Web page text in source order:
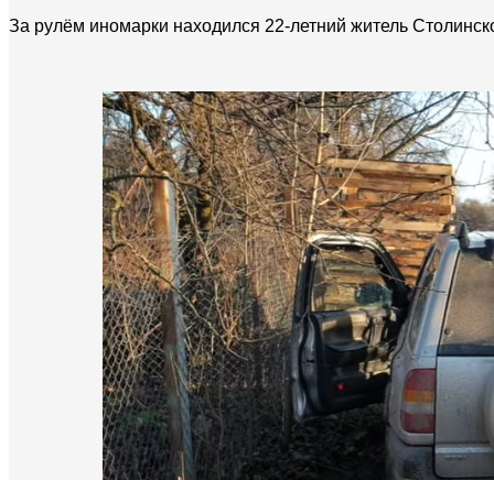
За рулём иномарки находился 22-летний житель